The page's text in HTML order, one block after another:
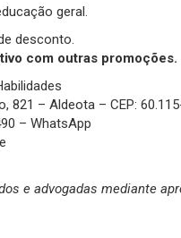
geral.
desconto.
com outras promoções.
821 – Aldeota – CEP:
– WhatsApp
e advogadas mediante